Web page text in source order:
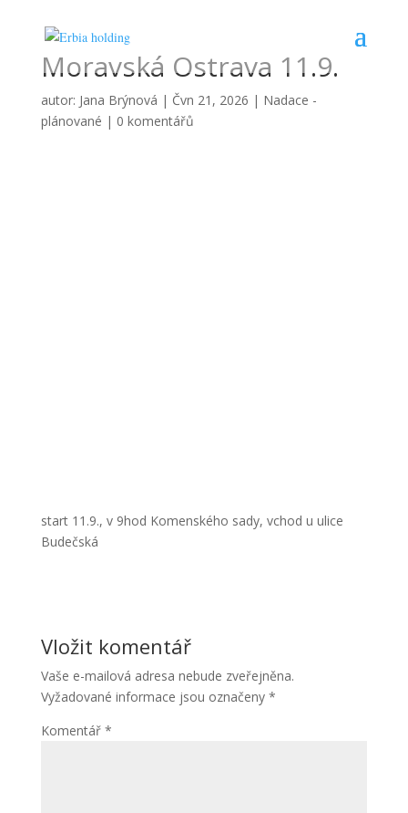
Moravská Ostrava 11.9.
autor: Jana Brýnová | Čvn 21, 2026 | Nadace -
plánované | 0 komentářů
start 11.9., v 9hod Komenského sady, vchod u ulice
Budečská
Vložit komentář
Vaše e-mailová adresa nebude zveřejněna.
Vyžadované informace jsou označeny *
Komentář *